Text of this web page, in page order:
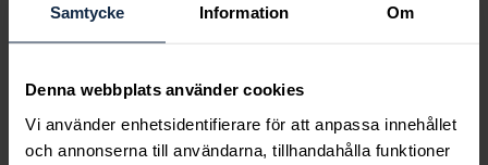
Samtycke Information Om
Denna webbplats använder cookies
Vi använder enhetsidentifierare för att anpassa innehållet
och annonserna till användarna, tillhandahålla funktioner
Andra köpte också